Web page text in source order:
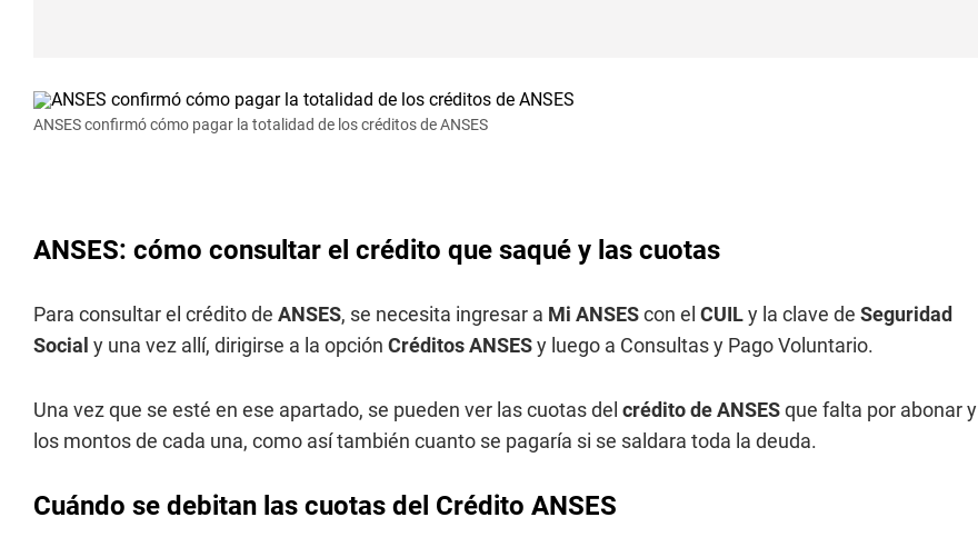
ANSES confirmó cómo pagar la totalidad de los créditos de ANSES
ANSES: cómo consultar el crédito que saqué y las cuotas
Para consultar el crédito de ANSES, se necesita ingresar a Mi ANSEScon el CUILy la clave de Seguridad
Social y una vez allí, dirigirse a la opción Créditos ANSESy luego a Consultas y Pago Voluntario.
Una vez que se esté en ese apartado, se pueden ver las cuotas del crédito de ANSESque falta por abonar y
los montos de cada una, como así también cuanto se pagaría si se saldara toda la deuda.
Cuándo se debitan las cuotas del Crédito ANSES